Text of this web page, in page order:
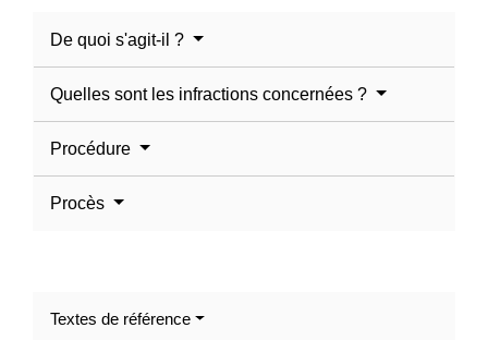
De quoi s'agit-il ?
Quelles sont les infractions concernées ?
Procédure
Procès
Textes de référence